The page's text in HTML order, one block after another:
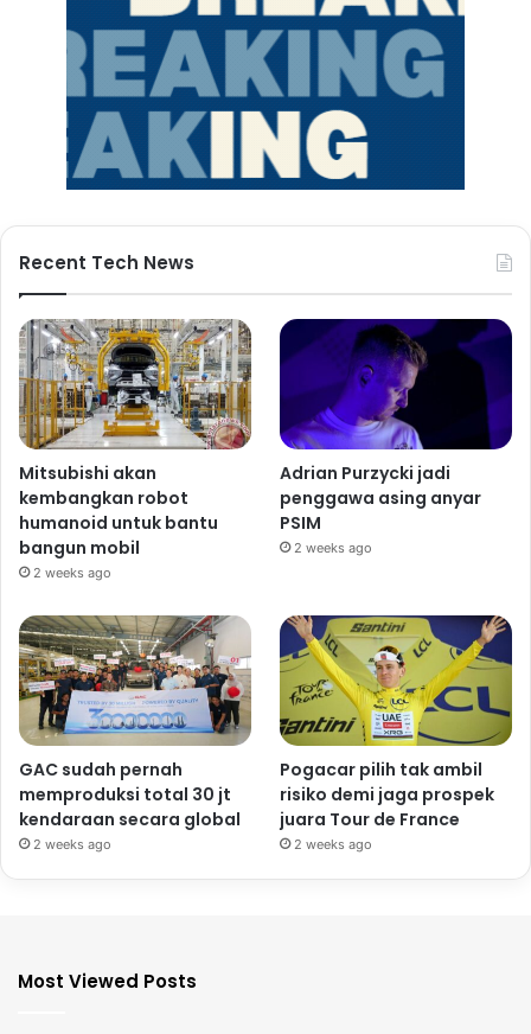
Recent Tech News
Mitsubishi akan
kembangkan robot
humanoid untuk bantu
bangun mobil
2 weeks ago
Adrian Purzycki jadi
penggawa asing anyar
PSIM
2 weeks ago
GAC sudah pernah
memproduksi total 30 jt
kendaraan secara global
2 weeks ago
Pogacar pilih tak ambil
risiko demi jaga prospek
juara Tour de France
2 weeks ago
Most Viewed Posts